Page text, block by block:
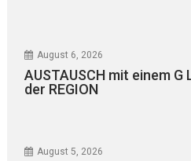
August 6, 2026
AUSTAUSCH mit einem G
der REGION
August 5, 2026